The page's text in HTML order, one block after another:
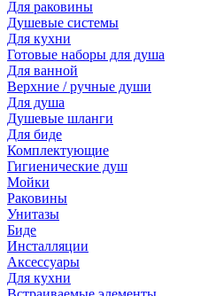
Для раковины
Душевые системы
Для кухни
Готовые наборы для душа
Для ванной
Верхние / ручные души
Для душа
Душевые шланги
Для биде
Комплектующие
Гигиенические душ
Мойки
Раковины
Унитазы
Биде
Инсталляции
Аксессуары
Для кухни